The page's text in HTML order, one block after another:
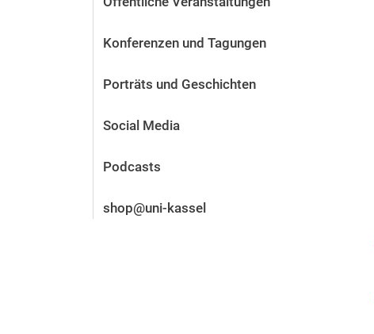
Stellenangebote
Alum­ni und Freunde
Kontakt und Standorte
Konferenzen und Tagungen
Porträts und Geschichten
Social Media
Podcasts
shop@uni-kassel